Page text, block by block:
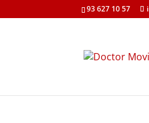
93 627 10 57